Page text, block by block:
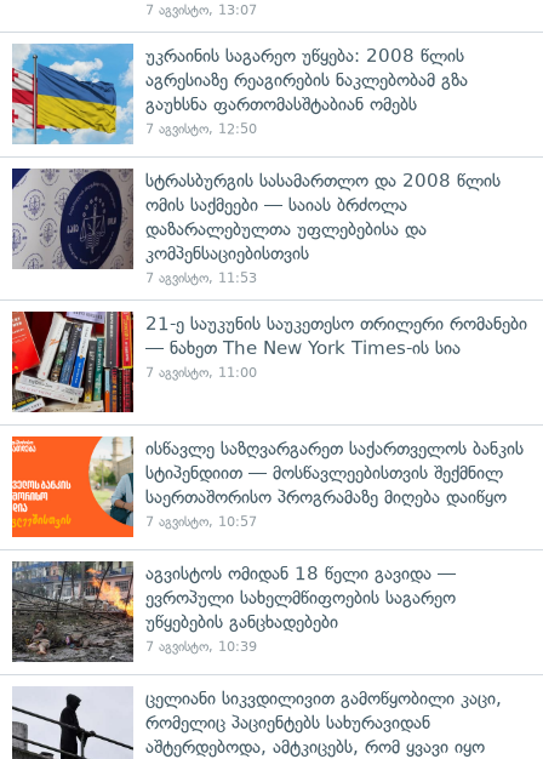
7 აგვისტო, 13:07
უკრაინის საგარეო უწყება: 2008 წლის
აგრესიაზე რეაგირების ნაკლებობამ გზა
გაუხსნა ფართომასშტაბიან ომებს
7 აგვისტო, 12:50
სტრასბურგის სასამართლო და 2008 წლის
ომის საქმეები — საიას ბრძოლა
დაზარალებულთა უფლებებისა და
კომპენსაციებისთვის
7 აგვისტო, 11:53
21-ე საუკუნის საუკეთესო თრილერი რომანები
— ნახეთ The New York Times-ის სია
7 აგვისტო, 11:00
ისწავლე საზღვარგარეთ საქართველოს ბანკის
სტიპენდიით — მოსწავლეებისთვის შექმნილ
საერთაშორისო პროგრამაზე მიღება დაიწყო
7 აგვისტო, 10:57
აგვისტოს ომიდან 18 წელი გავიდა —
ევროპული სახელმწიფოების საგარეო
უწყებების განცხადებები
7 აგვისტო, 10:39
ცელიანი სიკვდილივით გამოწყობილი კაცი,
რომელიც პაციენტებს სახურავიდან
აშტერდებოდა, ამტკიცებს, რომ ყვავი იყო